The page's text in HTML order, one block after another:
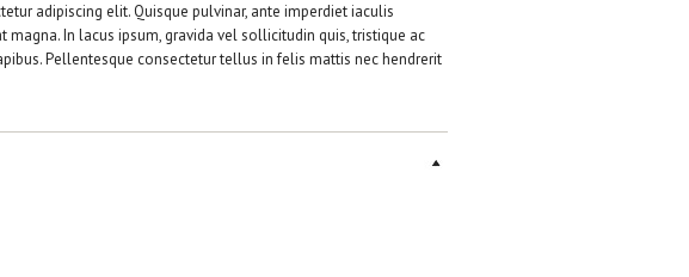
adipiscing elit. Quisque pulvinar, ante imperdiet iaculis
In lacus ipsum, gravida vel sollicitudin quis, tristique ac
Pellentesque consectetur tellus in felis mattis nec hendrerit